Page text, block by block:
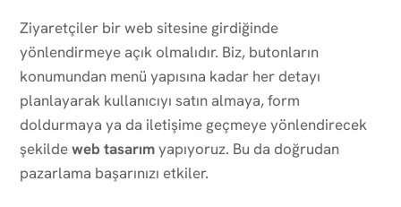
Ziyaretçiler bir web sitesine girdiğinde
yönlendirmeye açık olmalıdır. Biz, butonların
konumundan menü yapısına kadar her detayı
planlayarak kullanıcıyı satın almaya, form
doldurmaya ya da iletişime geçmeye yönlendirecek
şekildeweb tasarımyapıyoruz. Bu da doğrudan
pazarlama başarınızı etkiler.